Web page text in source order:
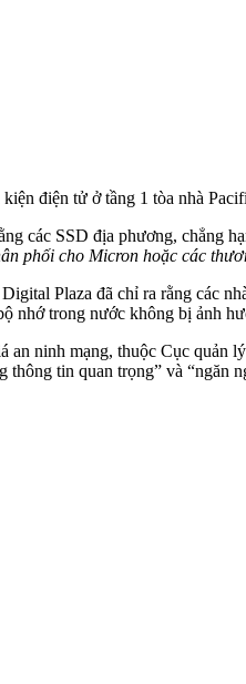
điện tử ở tầng 1 tòa nhà
các SSD địa phương, chẳng
phối cho Micron hoặc các
Plaza đã chỉ ra rằng các
nhớ trong nước không bị ảnh
an ninh mạng, thuộc Cục quản
thông tin quan trọng” và “ngăn